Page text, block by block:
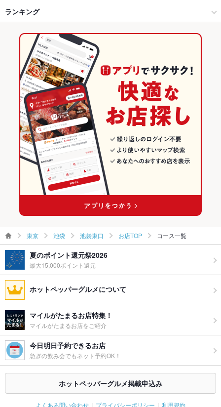
池袋 × 焼肉
池袋駅 × 焼肉・ホルモン
池袋駅 × 焼肉
居酒屋
池袋 × 居酒屋
池袋 × 創作
池袋駅 × 居酒屋
池袋駅 × 創作
池袋東口 × 焼肉
池袋東口 × 居酒屋
池袋東口 × 創作
東京 × 焼肉・ホルモン
東京 × 焼肉
東京 × 居酒屋
東京 × 創作
エビ料理
ランキング
東京のグルメランキング
東京の焼肉・ホルモンランキング
池袋のグルメランキング
池袋の焼肉・ホルモンランキング
池袋東口のグルメランキング
池袋東口の焼肉・ホルモンランキング
東京 池袋 池袋東口 お店TOP コース一覧
夏のポイント還元祭2026
最大15,000ポイント還元
ホットペッパーグルメについて
マイルがたまるお店特集！
マイルがたまるお店をご紹介
今日明日予約できるお店
急ぎの飲み会でもネット予約OK！
ホットペッパーグルメ掲載申込み
よくある問い合わせ プライバシーポリシー 利用規約